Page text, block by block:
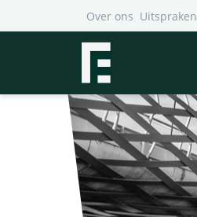
Over ons Uitspraken